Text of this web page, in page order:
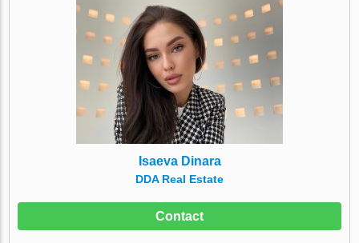
Isaeva Dinara
DDA Real Estate
Contact